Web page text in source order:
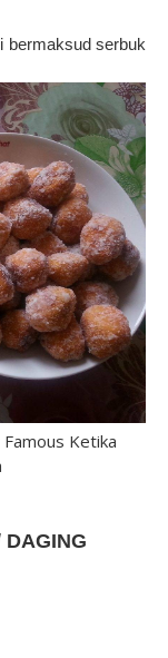
bermaksud serbuk
Ketika
DAGING